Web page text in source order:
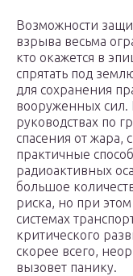
Возможности
взрыва весьма
кто окажется в
спрятать под
для сохранения
вооруженных
руководствах по
спасения от жара,
практичные
радиоактивных
большое
риска, но при
системах
критического
скорее всего,
вызовет панику.